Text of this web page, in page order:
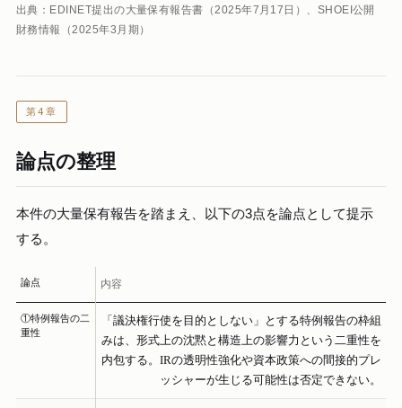
出典：EDINET提出の大量保有報告書（2025年7月17日）、SHOEI公開
財務情報（2025年3月期）
第4章
論点の整理
本件の大量保有報告を踏まえ、以下の3点を論点として提示
する。
論点 内容
①特例報告の二
重性
「議決権行使を目的としない」とする特例報告の枠組
みは、形式上の沈黙と構造上の影響力という二重性を
内包する。IRの透明性強化や資本政策への間接的プレ
ッシャーが生じる可能性は否定できない。